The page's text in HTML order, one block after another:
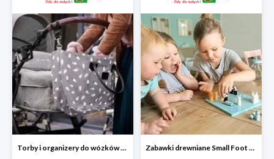
Torby i organizery do wózków w Smyku do -50% Zabawki drewniane Small Foot do -45%